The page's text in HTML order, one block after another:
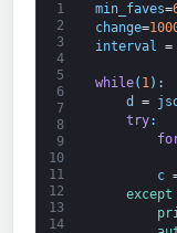
1
2
3
4
5
6
7
8
9
10
11
12
13
14
min_faves=
change=
interval
=
while( 1) :
d
=
try:
c
except